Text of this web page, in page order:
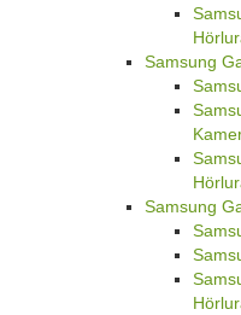
Samsung
Samsung